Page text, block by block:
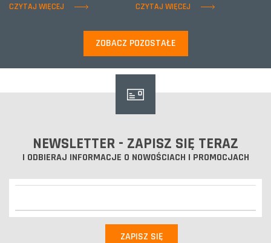
CZYTAJ WIĘCEJ CZYTAJ WIĘCEJ
ZOBACZ POZOSTAŁE
NEWSLETTER - ZAPISZ SIĘ TERAZ
I ODBIERAJ INFORMACJE O NOWOŚCIACH I PROMOCJACH